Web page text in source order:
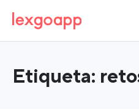
Etiqueta: